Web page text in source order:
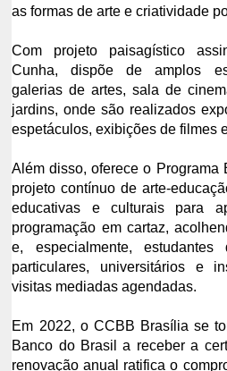
as formas de arte e criatividade
Com projeto paisagístico
Cunha, dispõe de amplos
galerias de artes, sala de
jardins, onde são realizados
espetáculos, exibições de filmes
Além disso, oferece o Programa
projeto contínuo de arte-
educativas e culturais para
programação em cartaz,
e, especialmente,
particulares, universitários e
visitas mediadas agendadas.
Em 2022, o CCBB Brasília se
Banco do Brasil a receber a
renovação anual ratifica o